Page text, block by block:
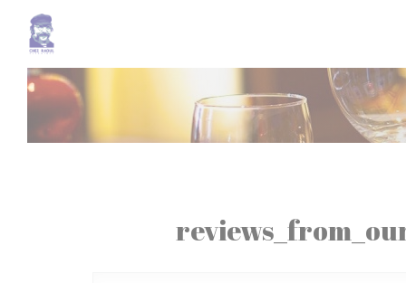
Painel de Gerenciamento de Cookies